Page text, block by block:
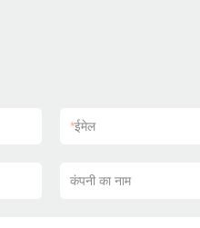
*ईमेल
कंपनी का नाम